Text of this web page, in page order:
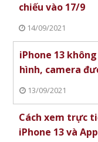
chiếu vào 17/9
14/09/2021
iPhone 13
hình, camera
13/09/2021
Cách xem trực
iPhone 13 và